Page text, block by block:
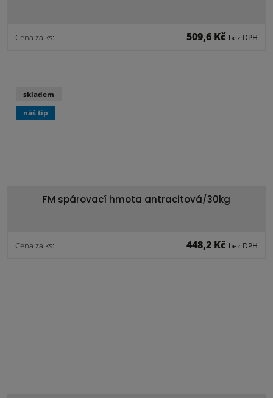
Cena za ks: 509,6 Kč bez DPH
FM spárovací hmota antracitová/30kg
Cena za ks: 448,2 Kč bez DPH
skladem
náš tip